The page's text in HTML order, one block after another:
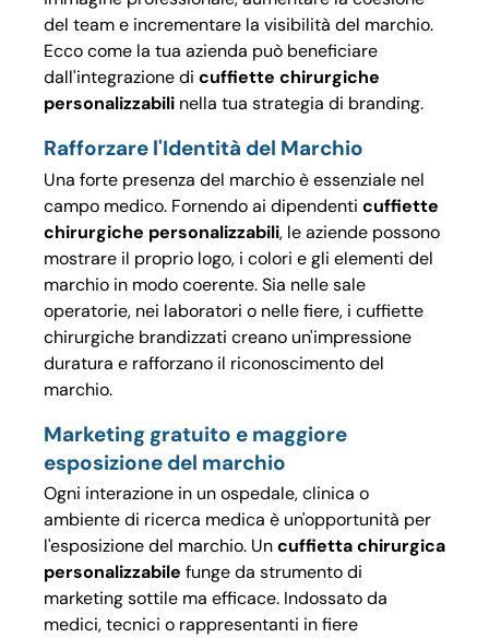
del team e incrementare la visibilità del marchio.
Ecco come la tua azienda può beneficiare
dall'integrazione di cuffiette chirurgiche
personalizzabili nella tua strategia di branding.
Rafforzare l'Identità del Marchio
Una forte presenza del marchio è essenziale nel
campo medico. Fornendo ai dipendenti cuffiette
chirurgiche personalizzabili, le aziende possono
mostrare il proprio logo, i colori e gli elementi del
marchio in modo coerente. Sia nelle sale
operatorie, nei laboratori o nelle fiere, i cuffiette
chirurgiche brandizzati creano un'impressione
duratura e rafforzano il riconoscimento del
marchio.
Marketing gratuito e maggiore
esposizione del marchio
Ogni interazione in un ospedale, clinica o
ambiente di ricerca medica è un'opportunità per
l'esposizione del marchio. Uncuffietta chirurgica
personalizzabile funge da strumento di
marketing sottile ma efficace. Indossato da
medici, tecnici o rappresentanti in fiere